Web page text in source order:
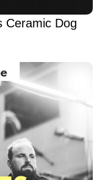
Ceramic Dog